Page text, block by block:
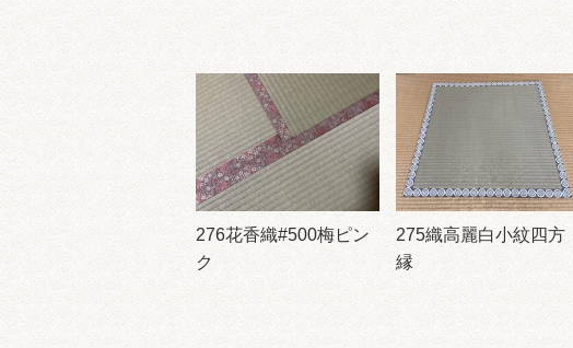
276花香織#500梅ピン
ク
275織高麗白小紋四方
縁